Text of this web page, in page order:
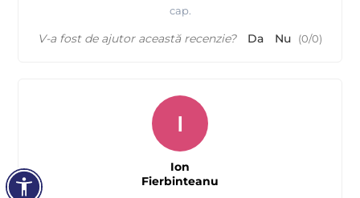
cap.
V-a fost de ajutor această recenzie? Da Nu (0/0)
I
Ion
Fierbinteanu